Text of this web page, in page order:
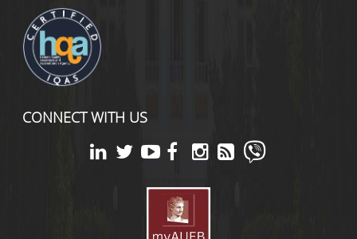
CONNECT WITH US